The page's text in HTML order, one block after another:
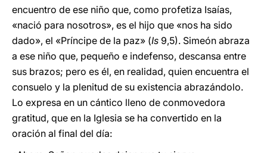
encuentro de ese niño que, como profetiza Isaías,
«nació para nosotros», es el hijo que «nos ha sido
dado», el «Príncipe de la paz» (Is 9,5). Simeón abraza
a ese niño que, pequeño e indefenso, descansa entre
sus brazos; pero es él, en realidad, quien encuentra el
consuelo y la plenitud de su existencia abrazándolo.
Lo expresa en un cántico lleno de conmovedora
gratitud, que en la Iglesia se ha convertido en la
oración al final del día: